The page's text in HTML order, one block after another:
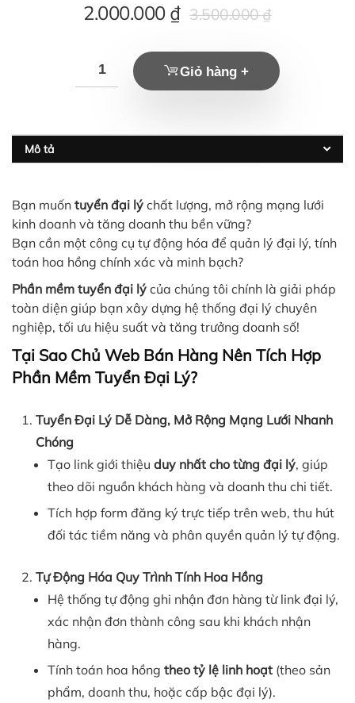
3.500.000₫
Giá
là:
3.500.000 ₫.
2.000.000 ₫
Giá
Giỏ hàng +
Mô tả
Bạn muốn tuyển đại lý chất lượng, mở rộng mạng lưới
kinh doanh và tăng doanh thu bền vững?
Bạn cần một công cụ tự động hóa để quản lý đại lý, tính
toán hoa hồng chính xác và minh bạch?
Phần mềm tuyển đại lý của chúng tôi chính là giải pháp
toàn diện giúp bạn xây dựng hệ thống đại lý chuyên
nghiệp, tối ưu hiệu suất và tăng trưởng doanh số!
Tại Sao Chủ Web Bán Hàng Nên Tích Hợp
Phần Mềm Tuyển Đại Lý?
Tuyển Đại Lý Dễ Dàng, Mở Rộng Mạng Lưới Nhanh
Chóng
Tạo link giới thiệu duy nhất cho từng đại lý, giúp
theo dõi nguồn khách hàng và doanh thu chi tiết.
Tích hợp form đăng ký trực tiếp trên web, thu hút
đối tác tiềm năng và phân quyền quản lý tự động.
Tự Động Hóa Quy Trình Tính Hoa Hồng
Hệ thống tự động ghi nhận đơn hàng từ link đại lý,
xác nhận đơn thành công sau khi khách nhận
hàng.
Tính toán hoa hồng theo tỷ lệ linh hoạt (theo sản
phẩm, doanh thu, hoặc cấp bậc đại lý).